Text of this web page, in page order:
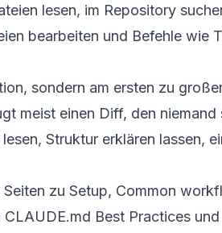
lesen, im Repository
bearbeiten und Befehle wie
sondern am ersten zu
meist einen Diff, den niemand
Struktur erklären lassen,
zu Setup, Common
CLAUDE.md Best Practices und